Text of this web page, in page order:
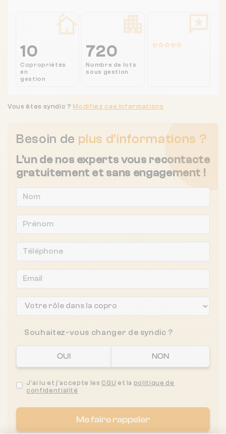
10
Copropriétés
en
gestion
720
Nombre de lots
sous gestion
Besoin de plus d'informations ?
L'un de nos experts vous recontacte
gratuitement et sans engagement !
Souhaitez-vous changer de syndic ?
OUI NON
J'ai lu et j'accepte les CGU et la politique de
confidentialité
Me faire rappeler
Vous êtes syndic ? Modifiez ces informations